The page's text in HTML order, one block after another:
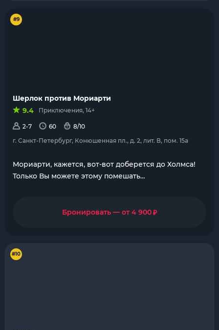
#9
Шерлок против Мориарти
9.4
Приключения, 14+
2-7 60
8/10
г. Санкт-Петербург, Конюшенная пл., д. 2, лит. В, пом. 15a
Мориарти, кажется, вот-вот доберется до Холмса!
Только Вы можете этому помешать…
Бронировать — от 4 900₽
#10